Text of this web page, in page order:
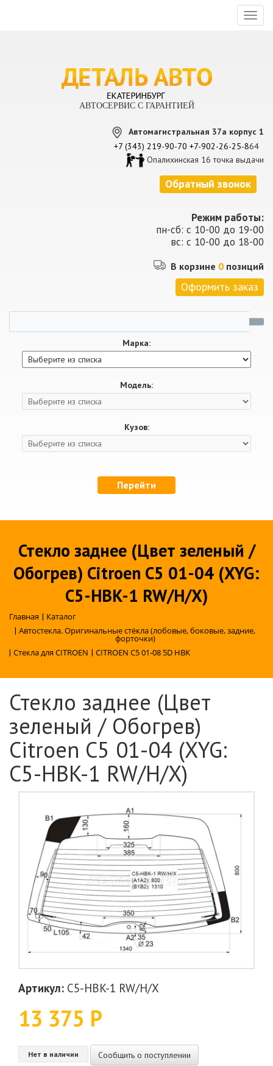
АВТОСЕРВИС С ГАРАНТИЕЙ
Автомагистральная 37а корпус 1
+7 (343) 219-90-70 +7-902-26-25-864
Опалихинская 16 точка выдачи
Обратный звонок
Режим работы:
пн-сб: с 10-00 до 19-00
вс: с 10-00 до 18-00
В корзине 0 позиций
Оформить заказ
Марка:
Модель:
Кузов:
Перейти
Стекло заднее (Цвет зеленый /
Обогрев) Citroen C5 01-04 (XYG:
C5-HBK-1 RW/H/X)
Главная | Каталог
| Автостекла. Оригинальные стёкла (лобовые, боковые, задние,
форточки)
| Стекла для CITROEN | CITROEN C5 01-08 5D HBK
Стекло заднее (Цвет
зеленый / Обогрев)
Citroen C5 01-04 (XYG:
C5-HBK-1 RW/H/X)
Артикул: C5-HBK-1 RW/H/X
13 375 Р
Нет в наличии Сообщить о поступлении